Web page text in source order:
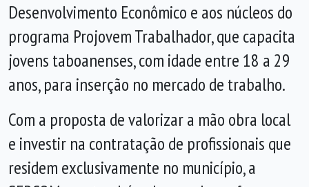
Desenvolvimento Econômico e aos núcleos do
programa Projovem Trabalhador, que capacita
jovens taboanenses, com idade entre 18 a 29
anos, para inserção no mercado de trabalho.
Com a proposta de valorizar a mão obra local
e investir na contratação de profissionais que
residem exclusivamente no município, a